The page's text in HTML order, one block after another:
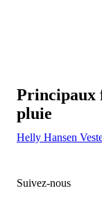
Principaux
pluie
Helly Hansen
Suivez-nous